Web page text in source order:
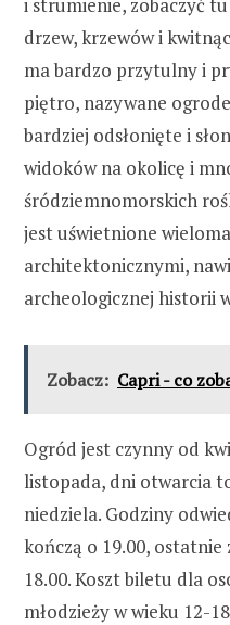
drzew, krzewów i
ma bardzo przytulny i
piętro, nazywane
bardziej odsłonięte i
widoków na okolicę i
śródziemnomorskich
jest uświetnione
architektonicznymi,
archeologicznej historii
Zobacz: Capri - co
Ogród jest czynny od
listopada, dni otwarcia
niedziela. Godziny
kończą o 19.00, ostatnie
18.00. Koszt biletu dla
młodzieży w wieku 12-